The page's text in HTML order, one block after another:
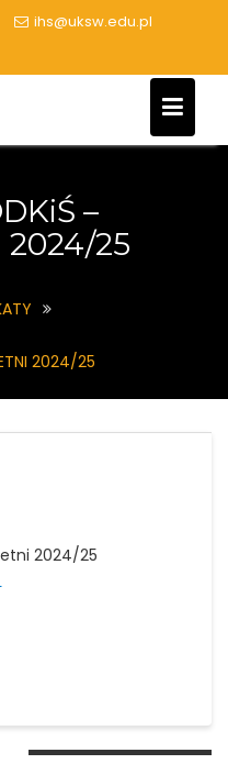
ihs@uksw.edu.pl
–
2024/25
2024/25
letni 2024/25